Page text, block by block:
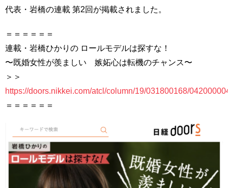
代表・岩橋の連載 第2回が掲載されました。
＝＝＝＝＝＝
連載・岩橋ひかりの ロールモデルは探すな！
〜既婚女性が羨ましい 嫉妬心は転機のチャンス〜
＞＞
https://doors.nikkei.com/atcl/column/19/031800168/
＝＝＝＝＝＝